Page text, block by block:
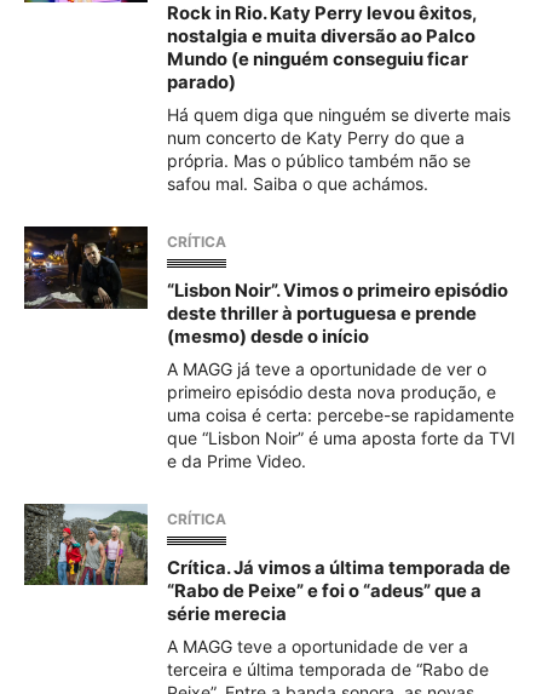
Rock in Rio. Katy Perry levou êxitos,
nostalgia e muita diversão ao Palco
Mundo (e ninguém conseguiu ficar
parado)
Há quem diga que ninguém se diverte mais
num concerto de Katy Perry do que a
própria. Mas o público também não se
safou mal. Saiba o que achámos.
CRÍTICA
“Lisbon Noir”. Vimos o primeiro episódio
deste thriller à portuguesa e prende
(mesmo) desde o início
A MAGG já teve a oportunidade de ver o
primeiro episódio desta nova produção, e
uma coisa é certa: percebe-se rapidamente
que “Lisbon Noir” é uma aposta forte da TVI
e da Prime Video.
CRÍTICA
Crítica. Já vimos a última temporada de
“Rabo de Peixe” e foi o “adeus” que a
série merecia
A MAGG teve a oportunidade de ver a
terceira e última temporada de “Rabo de